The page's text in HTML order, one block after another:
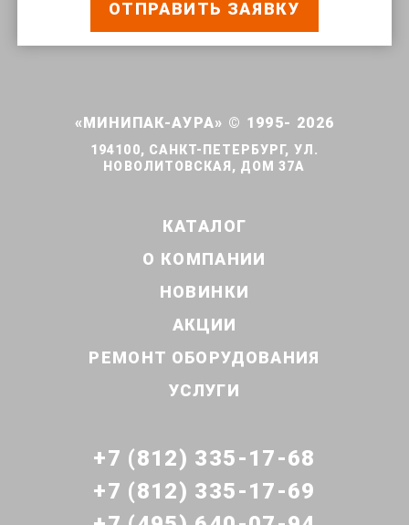
ОТПРАВИТЬ ЗАЯВКУ
КАТАЛОГ
О КОМПАНИИ
НОВИНКИ
АКЦИИ
РЕМОНТ ОБОРУДОВАНИЯ
УСЛУГИ
+7 (812) 335-17-68
+7 (812) 335-17-69
«МИНИПАК-АУРА» © 1995- 2026
194100, САНКТ-ПЕТЕРБУРГ, УЛ.
НОВОЛИТОВСКАЯ, ДОМ 37А